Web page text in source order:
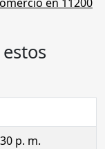
p. m.